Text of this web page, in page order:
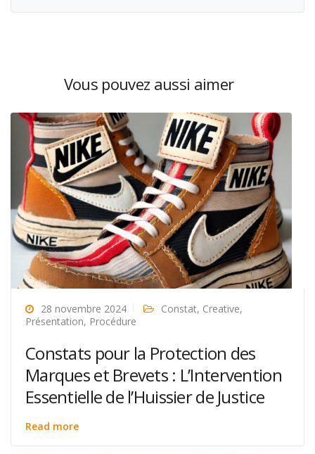
Vous pouvez aussi aimer
28 novembre 2024 Constat, Creative,
Présentation, Procédure
Constats pour la Protection des
Marques et Brevets : L’Intervention
Essentielle de l’Huissier de Justice
Read more